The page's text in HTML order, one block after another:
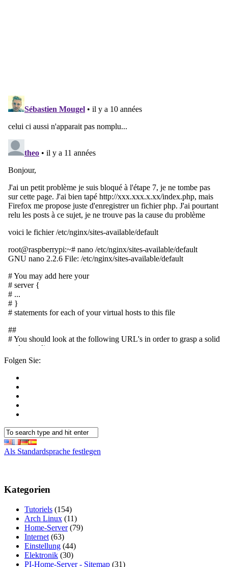
Folgen Sie:
Als Standardsprache festlegen
Kategorien
Tutoriels (154)
Arch Linux (11)
Home-Server(79)
Internet (63)
Einstellung (44)
Elektronik (30)
PI-Home-Server - Sitemap (31)